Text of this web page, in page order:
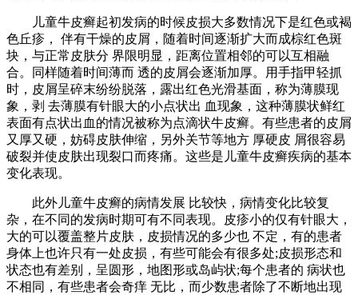
儿童牛皮癣起初发病的时候皮损大多数情况下是红色或褐
色丘疹， 伴有干燥的皮屑，随着时间逐渐扩大而成棕红色斑
块，与正常皮肤分 界限明显，距离位置相邻的可以互相融
合。同样随着时间薄而 透的皮屑会逐渐加厚。用手指甲轻抓
时，皮屑呈碎末纷纷脱落，露出红色光滑基面，称为薄膜现
象，剥 去薄膜有针眼大的小点状出 血现象，这种薄膜状鲜红
表面有点状出血的情况被称为点滴状牛皮癣。有些患者的皮屑
又厚又硬，妨碍皮肤伸缩，另外关节等地方 厚硬皮 屑很容易
破裂并使皮肤出现裂口而疼痛。这些是儿童牛皮癣疾病的基本
变化表现。
此外儿童牛皮癣的病情发展 比较快，病情变化比较复
杂，在不同的发病时期可有不同表现。皮疹小的仅有针眼大，
大的可以覆盖整片皮肤，皮损情况的多少也 不定，有的患者
身体上也许只有一处皮损，有些可能会有很多处;皮损形态和
状态也有差别，呈圆形，地图形或岛屿状;每个患者的 病状也
不相同，有些患者会奇痒 无比，而少数患者除了不断地出现